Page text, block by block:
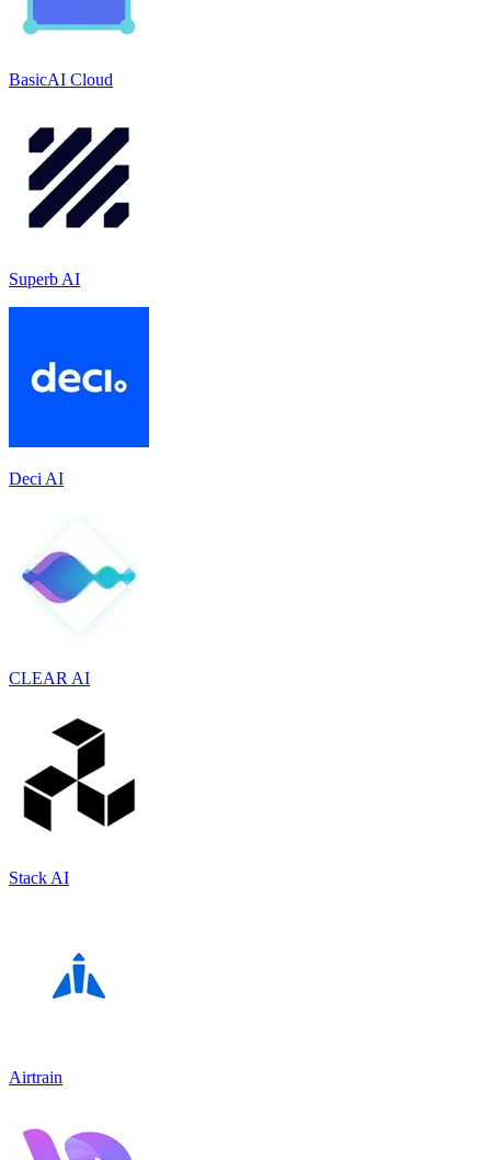
BasicAI Cloud
Superb AI
Deci AI
CLEAR AI
Stack AI
Airtrain